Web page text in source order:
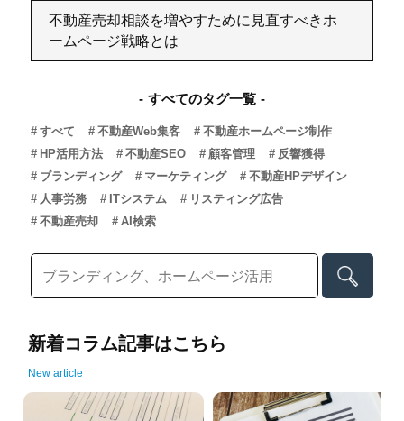
不動産売却相談を増やすために見直すべきホ
ームページ戦略とは
すべてのタグ一覧
すべて 不動産Web集客
不動産ホームページ制作
HP活用方法
不動産SEO 顧客管理
反響獲得
ブランディング
マーケティング
不動産HPデザイン
人事労務
ITシステム
リスティング広告
不動産売却
AI検索
新着コラム記事はこちら
New article